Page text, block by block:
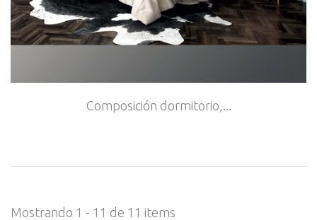
Composición dormitorio,...
Mostrando 1 - 11 de 11 items